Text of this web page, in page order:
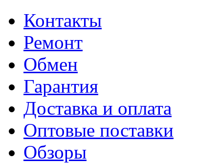
Контакты
Ремонт
Обмен
Гарантия
Доставка и оплата
Оптовые поставки
Обзоры